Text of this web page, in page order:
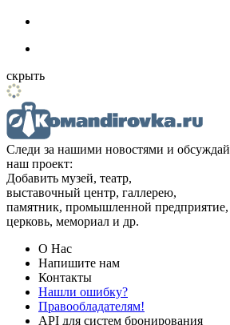
скрыть
Следи за нашими новостями и обсуждай
наш проект:
Добавить музей, театр,
выставочный центр, галлерею,
памятник, промышленной предприятие,
церковь, мемориал и др.
О Нас
Напишите нам
Контакты
Нашли ошибку?
Правообладателям!
API для систем бронирования